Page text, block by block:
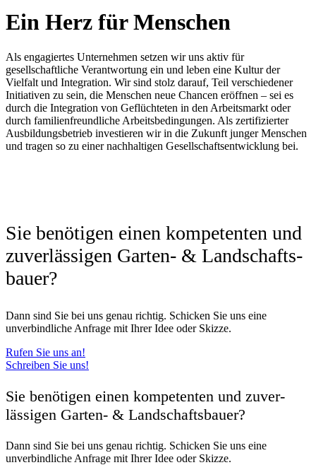
Ein Herz für Menschen
Als engagiertes Unternehmen setzen wir uns aktiv für
gesellschaftliche Verantwortung ein und leben eine Kultur der
Vielfalt und Integration. Wir sind stolz darauf, Teil verschiedener
Initiativen zu sein, die Menschen neue Chancen eröffnen – sei es
durch die Integration von Geflüchteten in den Arbeitsmarkt oder
durch familienfreundliche Arbeitsbedingungen. Als zertifizierter
Ausbildungsbetrieb investieren wir in die Zukunft junger Menschen
und tragen so zu einer nachhaltigen Gesellschaftsentwicklung bei.
Sie benötigen einen kompetenten und
zuver­lässigen Garten- & Land­schafts­
bauer?
Dann sind Sie bei uns genau richtig. Schicken Sie uns eine
unverbindliche Anfrage mit Ihrer Idee oder Skizze.
Rufen Sie uns an!
Schreiben Sie uns!
Sie benötigen einen kompetenten und zuver­
lässigen Garten- & Land­schafts­bauer?
Dann sind Sie bei uns genau richtig. Schicken Sie uns eine
unverbindliche Anfrage mit Ihrer Idee oder Skizze.